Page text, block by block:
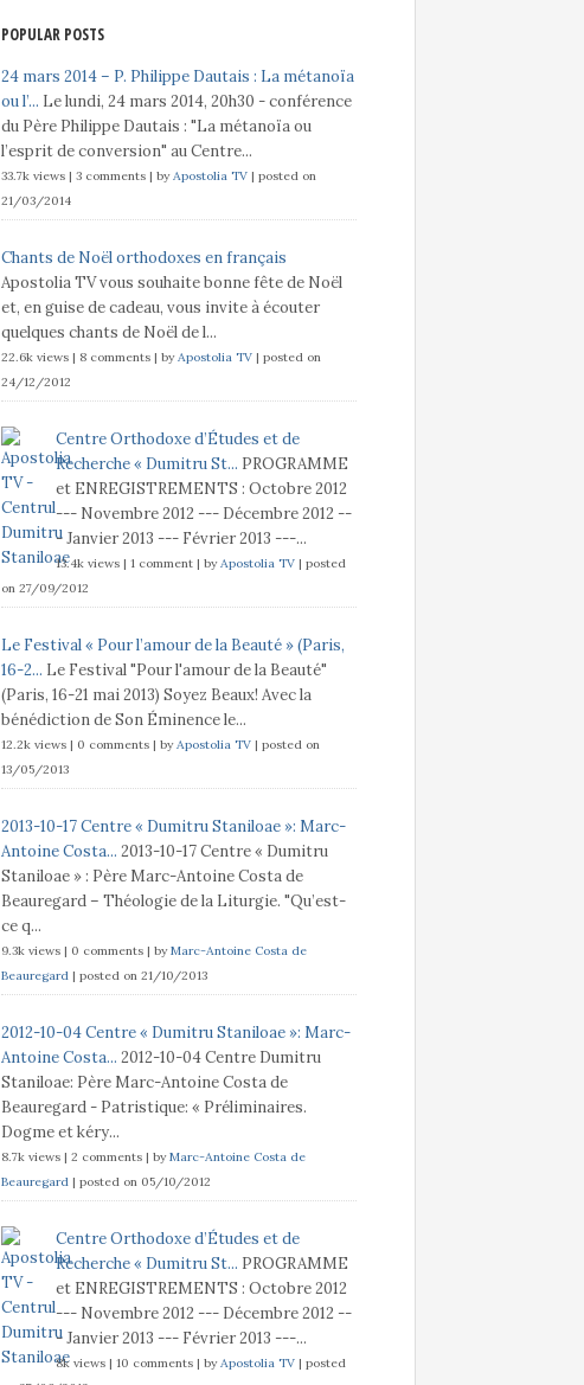
POPULAR POSTS
24 mars 2014 – P. Philippe Dautais : La métanoïa
ou l’... Le lundi, 24 mars 2014, 20h30 - conférence
du Père Philippe Dautais : "La métanoïa ou
l’esprit de conversion" au Centre...
33.7k views | 3 comments | byApostolia TV | posted on
21/03/2014
Chants de Noël orthodoxes en français
Apostolia TV vous souhaite bonne fête de Noël
et, en guise de cadeau, vous invite à écouter
quelques chants de Noël de l...
22.6k views | 8 comments | byApostolia TV | posted on
24/12/2012
Centre Orthodoxe d’Études et de
Recherche « Dumitru St... PROGRAMME
et ENREGISTREMENTS : Octobre 2012
--- Novembre 2012 --- Décembre 2012 --
- Janvier 2013 --- Février 2013 ---...
13.4k views | 1 comment | byApostolia TV | posted
on 27/09/2012
Le Festival « Pour l’amour de la Beauté » (Paris,
16-2... Le Festival "Pour l'amour de la Beauté"
(Paris, 16-21 mai 2013) Soyez Beaux! Avec la
bénédiction de Son Éminence le...
12.2k views | 0 comments | byApostolia TV | posted on
13/05/2013
2013-10-17 Centre « Dumitru Staniloae »: Marc-
Antoine Costa... 2013-10-17 Centre « Dumitru
Staniloae » : Père Marc-Antoine Costa de
Beauregard – Théologie de la Liturgie. "Qu’est-
ce q...
9.3k views | 0 comments | byMarc-Antoine Costa de
Beauregard | posted on 21/10/2013
2012-10-04 Centre « Dumitru Staniloae »: Marc-
Antoine Costa... 2012-10-04 Centre Dumitru
Staniloae: Père Marc-Antoine Costa de
Beauregard - Patristique: « Préliminaires.
Dogme et kéry...
8.7k views | 2 comments | byMarc-Antoine Costa de
Beauregard | posted on 05/10/2012
Centre Orthodoxe d’Études et de
Recherche « Dumitru St... PROGRAMME
et ENREGISTREMENTS : Octobre 2012
--- Novembre 2012 --- Décembre 2012 --
- Janvier 2013 --- Février 2013 ---...
8k views | 10 comments | byApostolia TV | posted